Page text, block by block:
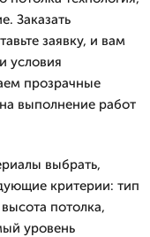
Заказать
заявку, и вам
условия
прозрачные
выполнение работ
выбрать,
критерии: тип
потолка,
уровень